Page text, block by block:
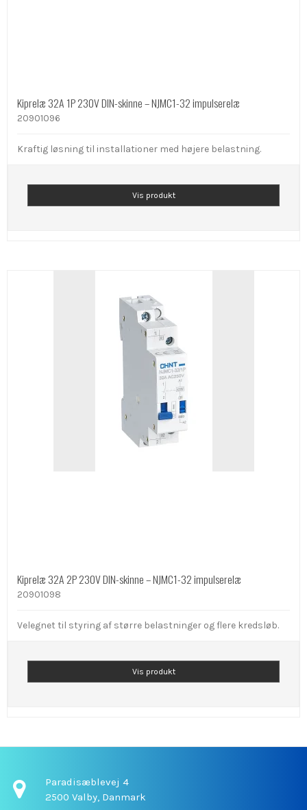
Kiprelæ 32A 1P 230V DIN-skinne – NJMC1-32 impulserelæ
20901096
Kraftig løsning til installationer med højere belastning.
Vis produkt
Kiprelæ 32A 2P 230V DIN-skinne – NJMC1-32 impulserelæ
20901098
Velegnet til styring af større belastninger og flere kredsløb.
Vis produkt
Paradisæblevej 4
2500 Valby, Danmark